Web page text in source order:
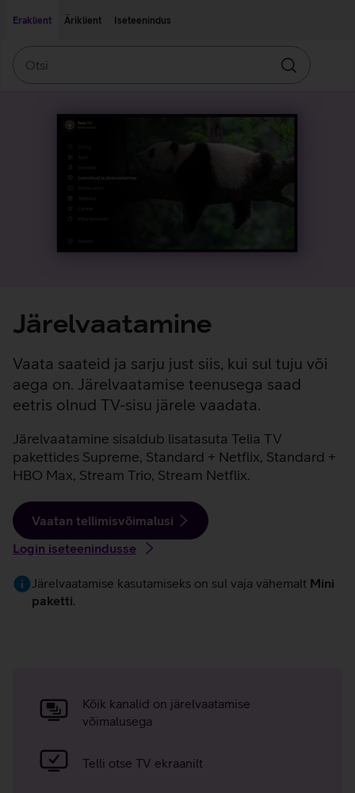
Eraklient
Äriklient Iseteenindus
Otsin
Järelvaatamine
Vaata saateid ja sarju just siis, kui sul tuju või
aega on. Järelvaatamise teenusega saad
eetris olnud TV-sisu järele vaadata.
Järelvaatamine sisaldub lisatasuta Telia TV
pakettides Supreme, Standard + Netflix, Standard +
HBO Max, Stream Trio, Stream Netflix.
Vaatan tellimisvõimalusi
Login iseteenindusse
Järelvaatamise kasutamiseks on sul vaja vähemalt Mini
paketti.
eelisedKõik kanalid on järelvaatamise
võimalusega
Telli otse TV ekraanilt